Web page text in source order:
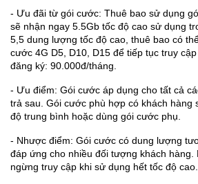
- Ưu đãi từ gói cước: Thuê bao sử dụng
sẽ nhận ngay 5.5Gb tốc độ cao sử dụng
5,5 dung lượng tốc độ cao, thuê bao có
cước 4G D5, D10, D15 để tiếp tục truy
đăng ký: 90.000đ/tháng.
- Ưu điểm: Gói cước áp dụng cho tất cả
trả sau. Gói cước phù hợp có khách hàng
độ trung bình hoặc dùng gói cước phụ.
- Nhược điểm: Gói cước có dung lượng
đáp ứng cho nhiều đối tượng khách hàng.
ngừng truy cập khi sử dụng hết tốc độ cao.